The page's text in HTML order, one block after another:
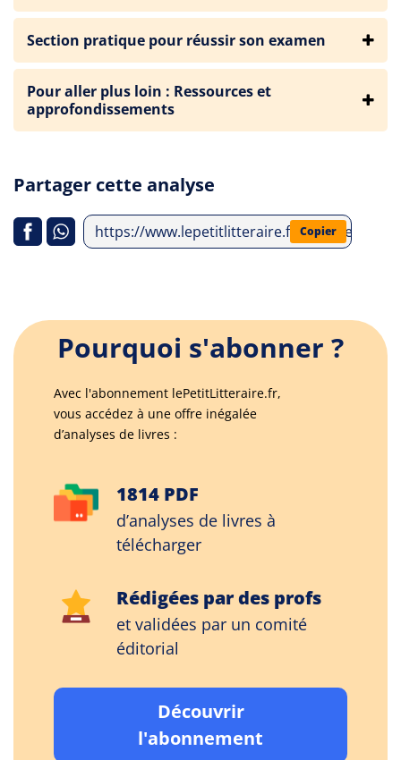
Section pratique pour réussir son examen
Pour aller plus loin : Ressources et
approfondissements
Partager cette analyse
https://www.lepetitlitteraire.fr/analyses-
Copier
Pourquoi s'abonner ?
Avec l'abonnement lePetitLitteraire.fr,
vous accédez à une offre inégalée
d’analyses de livres :
1814 PDF
d’analyses de livres à
télécharger
Rédigées par des profs
et validées par un comité
éditorial
Découvrir
l'abonnement